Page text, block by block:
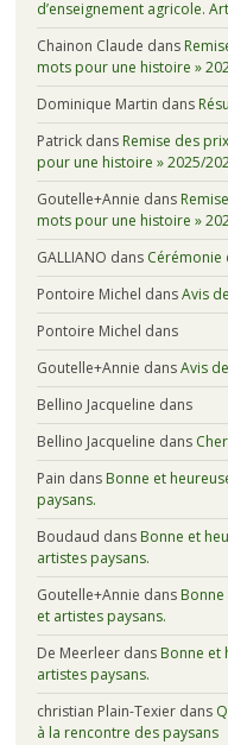
d’enseignement agricole.
Chainon Claude dans
mots pour une histoire »
Dominique Martin dans
Patrickdans Remise des
pour une histoire » 2025/
Goutelle+Annie dans
mots pour une histoire »
GALLIANO dans Cérémonie
Pontoire Michel dansAvis
Pontoire Michel dans
Goutelle+Annie dansAvis
Bellino Jacqueline dans
Bellino Jacqueline dans
Pain dans Bonne et
paysans.
Boudaud dans Bonne et
artistes paysans.
Goutelle+Annie dans
et artistes paysans.
De Meerleerdans Bonne et
artistes paysans.
christian Plain-Texierdans
à la rencontre des paysans